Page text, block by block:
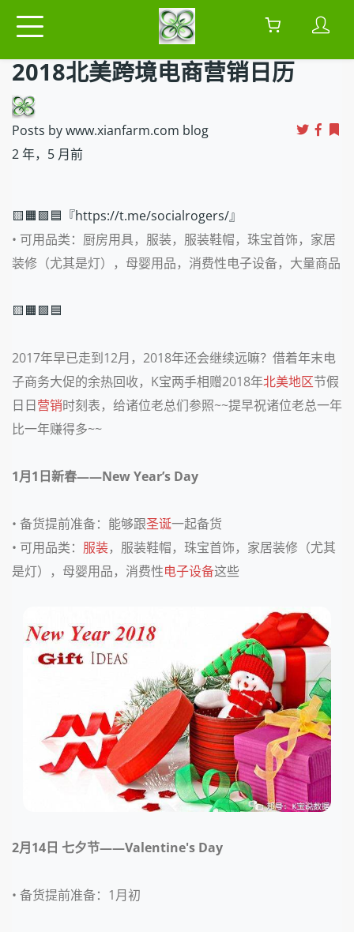
2018北美跨境电商营销日历
Posts by www.xianfarm.com blog
2 年，5 月前
🟨🟧🟩🟦『https://t.me/socialrogers/』
• 可用品类： 厨房用具，服装，服装鞋帽，珠宝首饰，家居
装修（尤其是灯），母婴用品，消费性电子设备，大量商品
🟨🟧🟩🟦
2017年早已走到12月，2018年还会继续远嘛？借着年末电
子商务大促的余热回收，K宝两手相赠2018年北美地区节假
日日营销时刻表，给诸位老总们参照~~提早祝诸位老总一年
比一年赚得多~~
1月1日新春——New Year’s Day
• 备货提前准备： 能够跟圣诞一起备货
• 可用品类： 服装，服装鞋帽，珠宝首饰，家居装修（尤其
是灯），母婴用品，消费性电子设备这些
2月14日 七夕节——Valentine's Day
• 备货提前准备： 1月初